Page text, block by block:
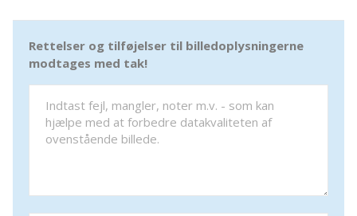
Rettelser og tilføjelser til billedoplysningerne
modtages med tak!